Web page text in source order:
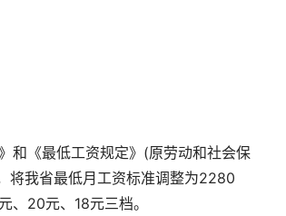
和《最低工资规定》(原劳动和社会保
将我省最低月工资标准调整为2280
20元、18元三档。